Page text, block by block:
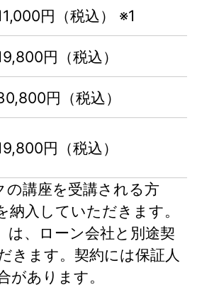
円（税込） ※1
円（税込）
円（税込）
円（税込）
の講座を受講される方
納入していただきます。
は、ローン会社と別途契
きます。契約には保証人
があります。